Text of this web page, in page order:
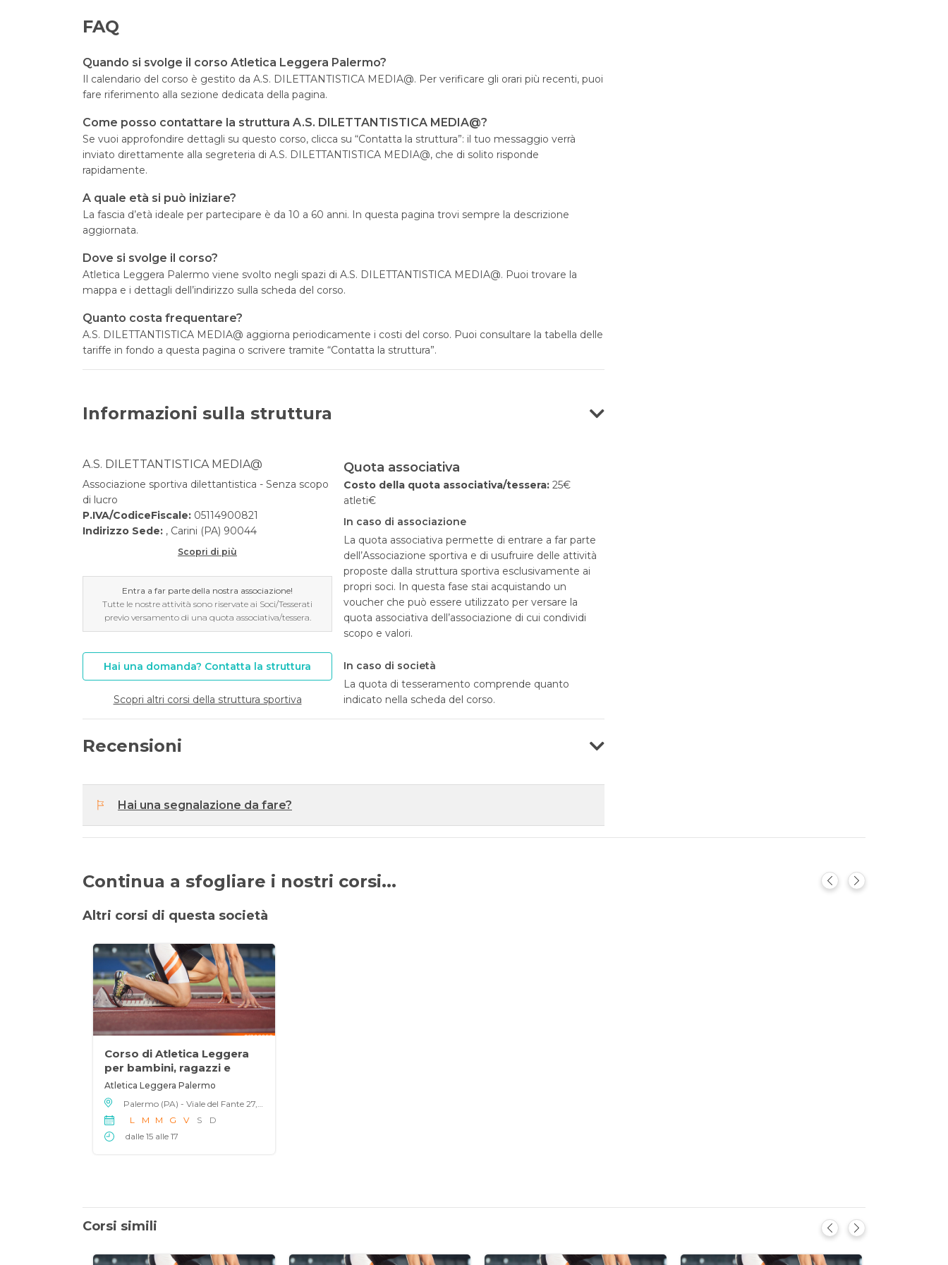
FAQ
Quando si svolge il corso Atletica Leggera Palermo?
Il calendario del corso è gestito da A.S. DILETTANTISTICA MEDIA@. Per verificare gli orari più recenti, puoi
fare riferimento alla sezione dedicata della pagina.
Come posso contattare la struttura A.S. DILETTANTISTICA MEDIA@?
Se vuoi approfondire dettagli su questo corso, clicca su “Contatta la struttura”: il tuo messaggio verrà
inviato direttamente alla segreteria di A.S. DILETTANTISTICA MEDIA@, che di solito risponde
rapidamente.
A quale età si può iniziare?
La fascia d’età ideale per partecipare è da 10 a 60 anni. In questa pagina trovi sempre la descrizione
aggiornata.
Dove si svolge il corso?
Atletica Leggera Palermo viene svolto negli spazi di A.S. DILETTANTISTICA MEDIA@. Puoi trovare la
mappa e i dettagli dell’indirizzo sulla scheda del corso.
Quanto costa frequentare?
A.S. DILETTANTISTICA MEDIA@ aggiorna periodicamente i costi del corso. Puoi consultare la tabella delle
tariffe in fondo a questa pagina o scrivere tramite “Contatta la struttura”.
Informazioni sulla struttura
A.S. DILETTANTISTICA MEDIA@
Associazione sportiva dilettantistica - Senza scopo
di lucro
P.IVA/CodiceFiscale: 05114900821
Indirizzo Sede: , Carini (PA) 90044
Scopri di più
Entra a far parte della nostra associazione!
Tutte le nostre attività sono riservate ai Soci/Tesserati
previo versamento di una quota associativa/tessera.
Hai una domanda? Contatta la struttura
Scopri altri corsi della struttura sportiva
Quota associativa
Costo della quota associativa/tessera: 25€
atleti€
In caso di associazione
La quota associativa permette di entrare a far parte
dell’Associazione sportiva e di usufruire delle attività
proposte dalla struttura sportiva esclusivamente ai
propri soci. In questa fase stai acquistando un
voucher che può essere utilizzato per versare la
quota associativa dell’associazione di cui condividi
scopo e valori.
In caso di società
La quota di tesseramento comprende quanto
indicato nella scheda del corso.
Recensioni
Hai una segnalazione da fare?
Continua a sfogliare i nostri corsi...
Altri corsi di questa società
Corso di Atletica Leggera
per bambini, ragazzi e
adulti
Atletica Leggera Palermo
L
M M G V S
D
dalle 15 alle 17
Corsi simili